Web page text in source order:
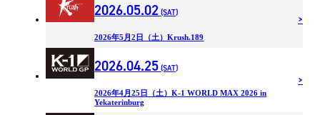
2026.05.02 (SAT)
2026年5月2日（土）Krush.189
2026.04.25 (SAT)
2026年4月25日（土）K-1 WORLD MAX 2026 in
Yekaterinburg